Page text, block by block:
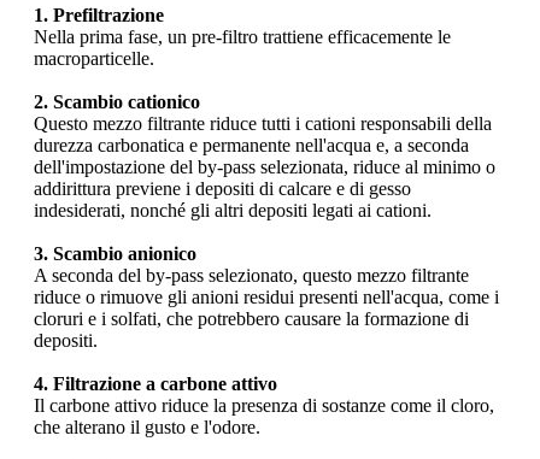
1. Prefiltrazione
Nella prima fase, un pre-filtro trattiene efficacemente le
macroparticelle.
2. Scambio cationico
Questo mezzo filtrante riduce tutti i cationi responsabili della
durezza carbonatica e permanente nell'acqua e, a seconda
dell'impostazione del by-pass selezionata, riduce al minimo o
addirittura previene i depositi di calcare e di gesso
indesiderati, nonché gli altri depositi legati ai cationi.
3. Scambio anionico
A seconda del by-pass selezionato, questo mezzo filtrante
riduce o rimuove gli anioni residui presenti nell'acqua, come i
cloruri e i solfati, che potrebbero causare la formazione di
depositi.
4. Filtrazione a carbone attivo
Il carbone attivo riduce la presenza di sostanze come il cloro,
che alterano il gusto e l'odore.